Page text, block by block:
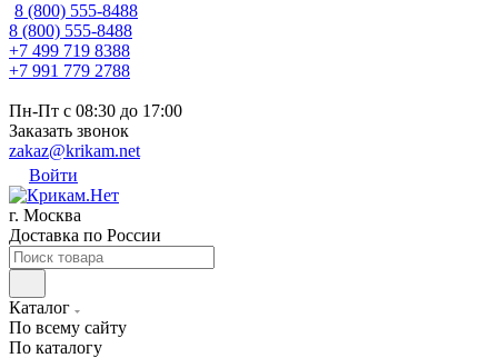
8 (800) 555-8488
8 (800) 555-8488
+7 499 719 8388
+7 991 779 2788
Пн-Пт с 08:30 до 17:00
Заказать звонок
zakaz@krikam.net
Войти
г. Москва
Доставка по России
Каталог
По всему сайту
По каталогу